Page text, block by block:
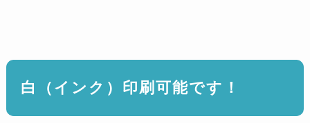
白（インク）印刷可能です！